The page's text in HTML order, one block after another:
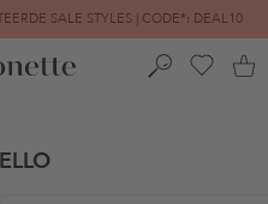
SALE STYLES | CODE*: DEAL10
GEREDUCEERD